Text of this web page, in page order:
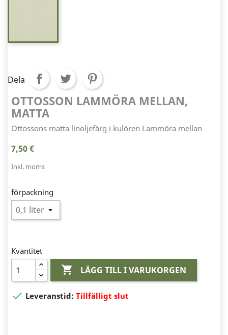
Dela
OTTOSSON LAMMÖRA MELLAN,
MATTA
Ottossons matta linoljefärg i kulören Lammöra mellan
7,50 €
Inkl. moms
förpackning
Kvantitet
 LÄGG TILL I VARUKORGEN
 Leveranstid: Tillfälligt slut